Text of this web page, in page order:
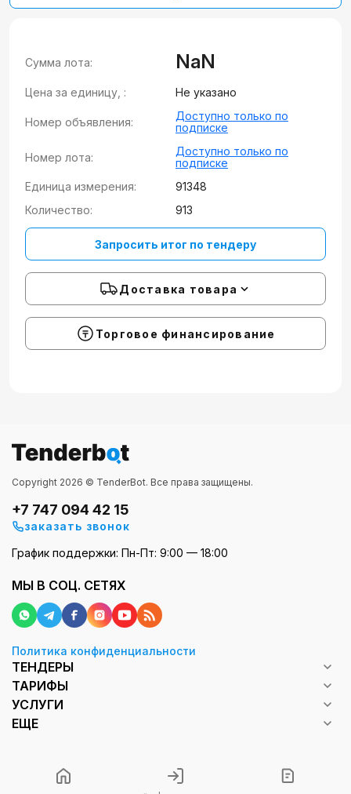
Сумма лота: NaN
Цена за единицу, : Не указано
Номер объявления:
Доступно только по
подписке
Номер лота:
Доступно только по
подписке
Единица измерения:
91348
Количество:
913
Запросить итог по тендеру
Доставка товара
Торговое финансирование
Copyright 2026 © TenderBot. Все права защищены.
+7 747 094 42 15
заказать звонок
График поддержки: Пн-Пт: 9:00 — 18:00
МЫ В СОЦ. СЕТЯХ
Политика конфиденциальности
ТЕНДЕРЫ
ТАРИФЫ
УСЛУГИ
ЕЩЕ